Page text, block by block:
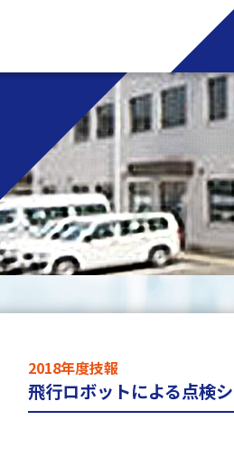
2018年度技報
飛行ロボットによる点検